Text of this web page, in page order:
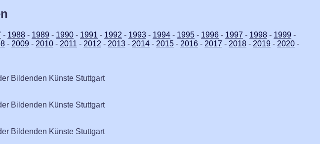
- 1988 - 1989 - 1990 - 1991 - 1992 - 1993 - 1994 - 1995 - 1996 - 1997 - 1998 - 1999 -
- 2009 - 2010 - 2011 - 2012 - 2013 - 2014 - 2015 - 2016 - 2017 - 2018 - 2019 - 2020 -
Bildenden Künste Stuttgart
Bildenden Künste Stuttgart
Bildenden Künste Stuttgart